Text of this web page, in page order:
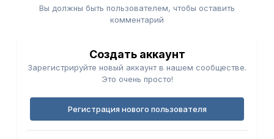
Вы должны быть пользователем, чтобы оставить
комментарий
Создать аккаунт
Зарегистрируйте новый аккаунт в нашем сообществе.
Это очень просто!
Регистрация нового пользователя